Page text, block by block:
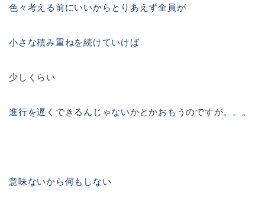
色々考える前にいいからとりあえず全員が
小さな積み重ねを続けていけば
少しくらい
進行を遅くできるんじゃないかとかおもうのですが。。。
意味ないから何もしない